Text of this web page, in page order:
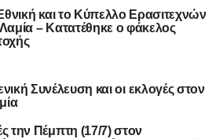
και το Κύπελλο Ερασιτεχνών
– Κατατέθηκε ο φάκελος
Συνέλευση και οι εκλογές στον
την Πέμπτη (17/7) στον